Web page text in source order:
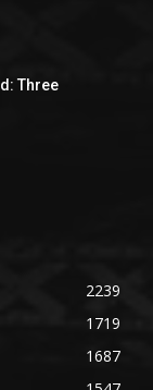
Three
2239
1719
1687